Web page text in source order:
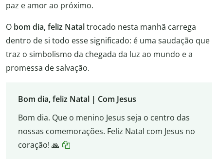
paz e amor ao próximo.
O bom dia, feliz Nataltrocado nesta manhã carrega
dentro de si todo esse significado: é uma saudação que
traz o simbolismo da chegada da luz ao mundo e a
promessa de salvação.
Bom dia, feliz Natal | Com Jesus
Bom dia. Que o menino Jesus seja o centro das
nossas comemorações. Feliz Natal com Jesus no
coração! 🙏